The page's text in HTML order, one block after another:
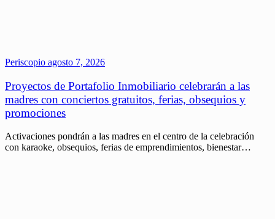
Periscopio agosto 7, 2026
Proyectos de Portafolio Inmobiliario celebrarán a las
madres con conciertos gratuitos, ferias, obsequios y
promociones
Activaciones pondrán a las madres en el centro de la celebración
con karaoke, obsequios, ferias de emprendimientos, bienestar…